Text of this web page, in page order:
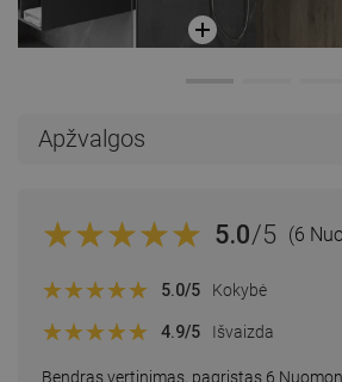
Apžvalgos
5.0/5 (6
Bendras vertinimas, pagrįstas 6
5.0/5 Kokybė
4.9/5 Išvaizda